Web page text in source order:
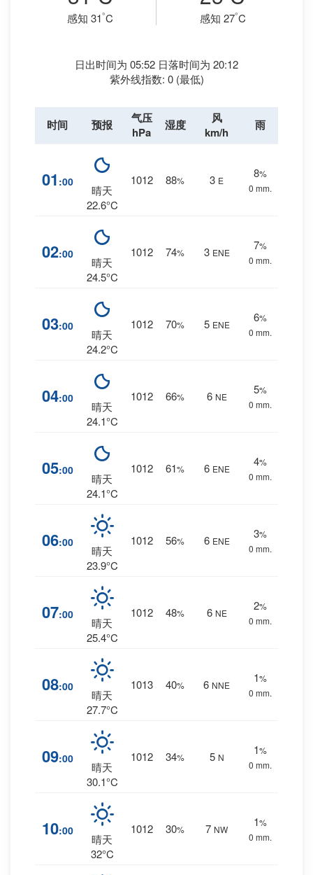
感知 31°C 感知 27°C
日出时间为 05:52 日落时间为 20:12
紫外线指数: 0 (最低)
时间 预报
气压
hPa
湿度
风
km/h
雨
01 :00
晴天
22.6°C
1012 88% 3 E
8%
0 mm.
02:00
晴天
24.5°C
1012 74% 3 ENE
7%
0 mm.
03:00
晴天
24.2°C
1012 70% 5 ENE
6%
0 mm.
04:00
晴天
24.1°C
1012 66% 6 NE
5%
0 mm.
05:00
晴天
24.1°C
1012 61% 6 ENE
4%
0 mm.
06:00
晴天
23.9°C
1012 56% 6 ENE
3%
0 mm.
07:00
晴天
25.4°C
1012 48% 6 NE
2%
0 mm.
08:00
晴天
27.7°C
1013 40% 6 NNE
1%
0 mm.
09:00
晴天
30.1°C
1012 34% 5 N
1%
0 mm.
10:00
晴天
32°C
1012 30% 7 NW
1%
0 mm.